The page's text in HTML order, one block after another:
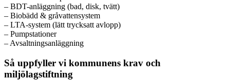
– BDT-anläggning (bad, disk, tvätt)
– Biobädd & gråvattensystem
– LTA-system (lätt trycksatt avlopp)
– Pumpstationer
– Avsaltningsanläggning
Så uppfyller vi kommunens krav och
miljölagstiftning